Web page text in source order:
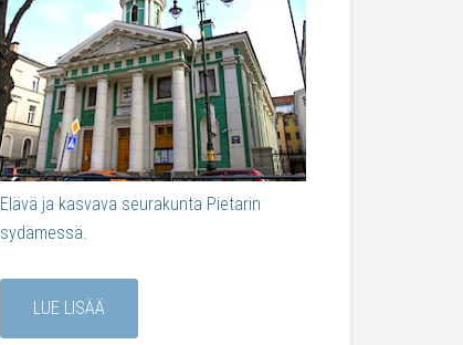
Elävä ja kasvava seurakunta Pietarin
sydämessä.
LUE LISÄÄ